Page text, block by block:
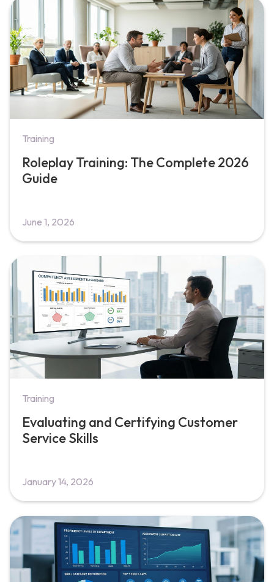
Training
Roleplay Training: The Complete 2026
Guide
June 1, 2026
Training
Evaluating and Certifying Customer
Service Skills
January 14, 2026